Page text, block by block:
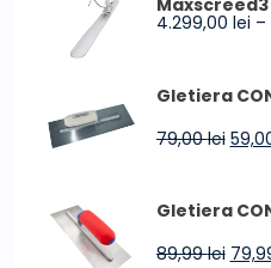
Maxscreed3
4.299,00 lei –
Gletiera
79,00lei
fost:
Gletiera
89,99lei